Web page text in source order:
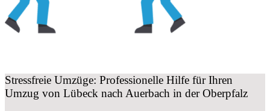
Stressfreie Umzüge: Professionelle Hilfe für Ihren
Umzug von Lübeck nach Auerbach in der Oberpfalz